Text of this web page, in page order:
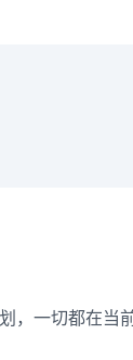
，一切都在当